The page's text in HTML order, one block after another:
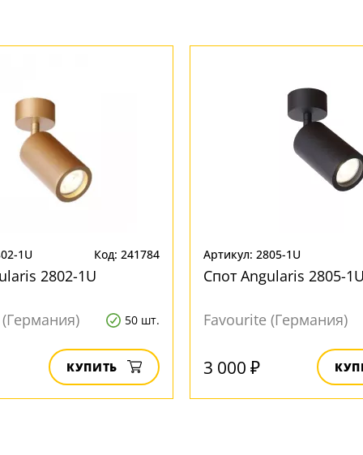
1U Код: 241784
2802-1U
50 шт.
КУПИТЬ
Артикул: 2805-1U
Спот Angularis 2805-
Favourite (Германия)
3 000 ₽